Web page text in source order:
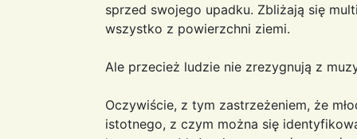
sprzed swojego upadku. Zbliżają się
wszystko z powierzchni ziemi.
Ale przecież ludzie nie zrezygnują z
Oczywiście, z tym zastrzeżeniem, że
istotnego, z czym można się